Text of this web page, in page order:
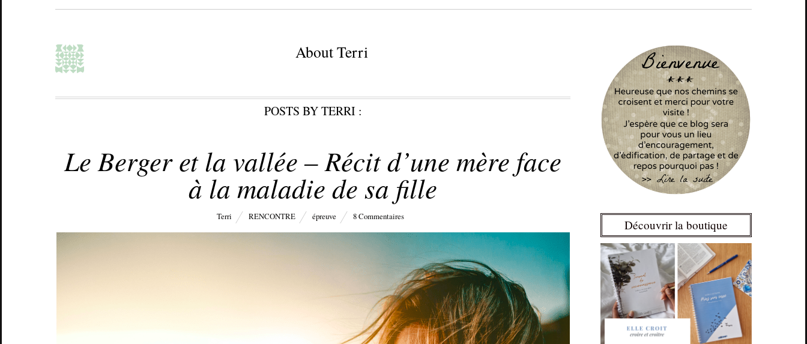
About Terri
POSTS BY TERRI :
Le Berger et la vallée – Récit d’une mère face
à la maladie de sa fille
Terri RENCONTRE épreuve 8 Commentaires
Découvrir la boutique